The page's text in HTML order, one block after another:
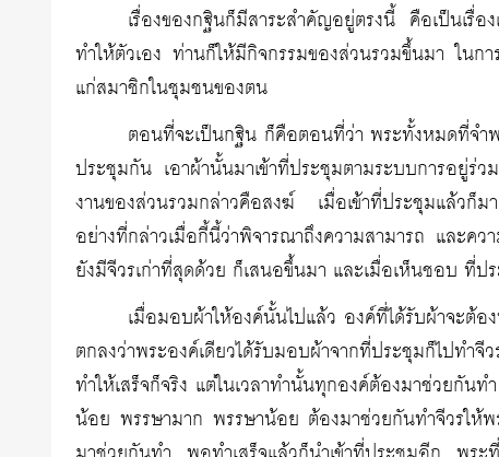
เรื่องของกฐินก็มีสาระสำคัญอยู่ตรงนี้ คือเป็นเรื่
ทำให้ตัวเอง ท่านก็ให้มีกิจกรรมของส่วนรวมขึ้นมา ในก
แก่สมาชิกในชุมชนของตน
ตอนที่จะเป็นกฐิน ก็คือตอนที่ว่า พระทั้งหมดที่จำ
ประชุมกัน เอาผ้านั้นมาเข้าที่ประชุมตามระบบการอยู่ร่
งานของส่วนรวมกล่าวคือสงฆ์ เมื่อเข้าที่ประชุมแล้วก็
อย่างที่กล่าวเมื่อกี้นี้ว่าพิจารณาถึงความสามารถ และ
ยังมีจีวรเก่าที่สุดด้วย ก็เสนอขึ้นมา และเมื่อเห็นชอบ ที่
เมื่อมอบผ้าให้องค์นั้นไปแล้ว องค์ที่ได้รับผ้าจะต้อ
ตกลงว่าพระองค์เดียวได้รับมอบผ้าจากที่ประชุมก็ไปทำ
ทำให้เสร็จก็จริง แต่ในเวลาทำนั้นทุกองค์ต้องมาช่วยกั
น้อย พรรษามาก พรรษาน้อย ต้องมาช่วยกันทำจีวรให้